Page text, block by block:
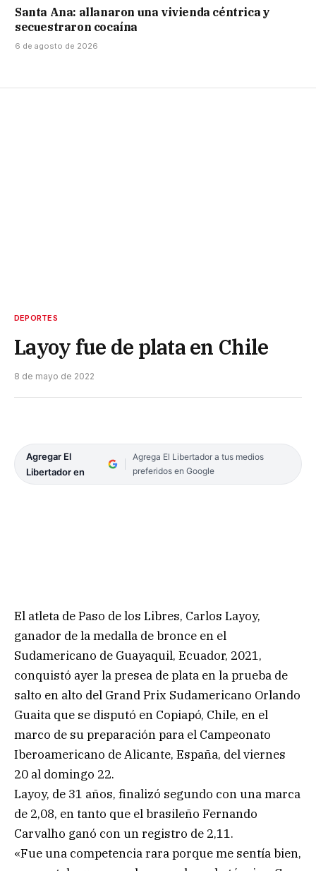
Santa Ana: allanaron una vivienda céntrica y
secuestraron cocaína
6 de agosto de 2026
DEPORTES
Layoy fue de plata en Chile
8 de mayo de 2022
Agregar El
Libertador en
Agrega El Libertador a tus medios
preferidos en Google
El atleta de Paso de los Libres, Carlos Layoy,
ganador de la medalla de bronce en el
Sudamericano de Guayaquil, Ecuador, 2021,
conquistó ayer la presea de plata en la prueba de
salto en alto del Grand Prix Sudamericano Orlando
Guaita que se disputó en Copiapó, Chile, en el
marco de su preparación para el Campeonato
Iberoamericano de Alicante, España, del viernes
20 al domingo 22.
Layoy, de 31 años, finalizó segundo con una marca
de 2,08, en tanto que el brasileño Fernando
Carvalho ganó con un registro de 2,11.
«Fue una competencia rara porque me sentía bien,